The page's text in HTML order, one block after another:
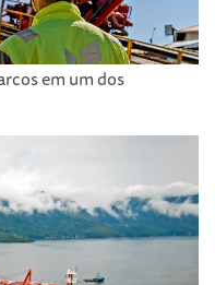
em um dos